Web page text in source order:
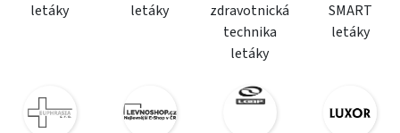
letáky
letáky
zdravotnická
technika
letáky
SMART
letáky